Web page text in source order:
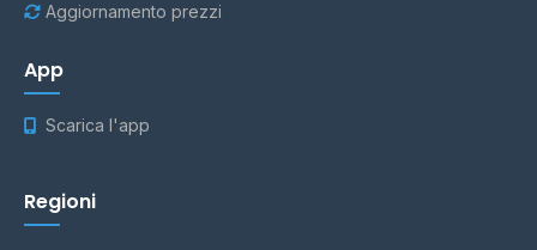
Aggiornamento prezzi
App
Scarica l'app
Regioni